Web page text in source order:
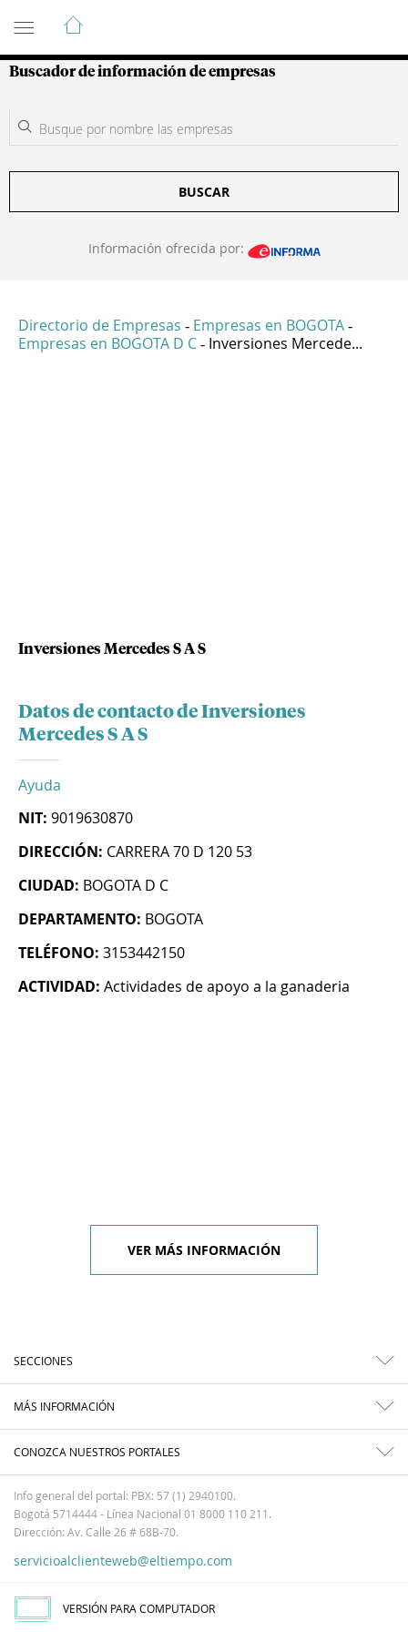
Guía de Empresas Colombianas
Buscador de información de empresas
BUSCAR
Información ofrecida por:
Directorio de Empresas - Empresas en BOGOTA -
Empresas en BOGOTA D C - Inversiones Mercede...
Inversiones Mercedes S A S
Datos de contacto de Inversiones
Mercedes S A S
Ayuda
NIT: 9019630870
DIRECCIÓN: CARRERA 70 D 120 53
CIUDAD: BOGOTA D C
DEPARTAMENTO: BOGOTA
TELÉFONO: 3153442150
ACTIVIDAD: Actividades de apoyo a la ganaderia
VER MÁS INFORMACIÓN
SECCIONES
MÁS INFORMACIÓN
CONOZCA NUESTROS PORTALES
Info general del portal: PBX: 57 (1) 2940100.
Bogotá 5714444 - Línea Nacional 01 8000 110 211.
Dirección: Av. Calle 26 # 68B-70.
servicioalclienteweb@eltiempo.com
VERSIÓN PARA COMPUTADOR